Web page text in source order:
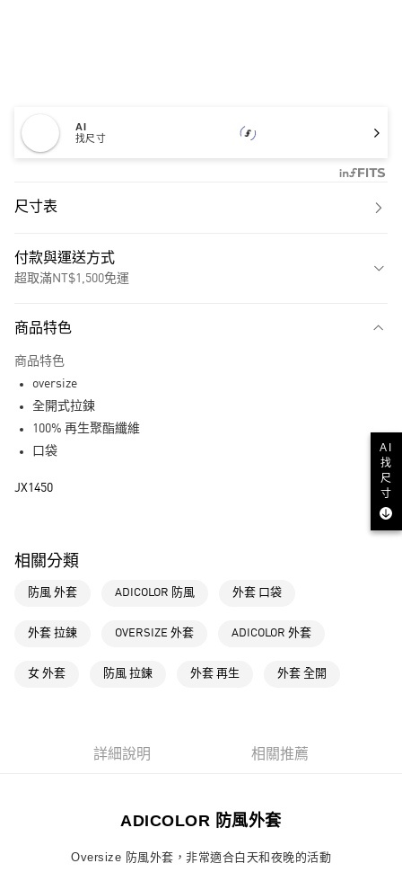
AI
找尺寸
尺寸表
付款與運送方式
超取滿NT$1,500免運
LINE Pay
運送方式
付款後全家取貨
每筆NT$80，滿NT$1,500(含以上)免運費
萊爾富取貨付款
每筆NT$80，滿NT$1,500(含以上)免運費
商品特色
商品特色
oversize
全開式拉鍊
100% 再生聚酯纖維
口袋
JX1450
相關分類
防風 外套 ADICOLOR 防風 外套 口袋
外套 拉鍊 OVERSIZE 外套 ADICOLOR 外套
女 外套 防風 拉鍊 外套 再生 外套 全開
詳細說明 相關推薦
ADICOLOR 防風外套
Oversize 防風外套，非常適合白天和夜晚的活動
AI
找
尺
寸